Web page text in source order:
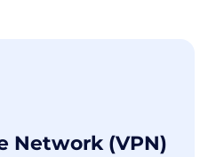
Network (VPN)